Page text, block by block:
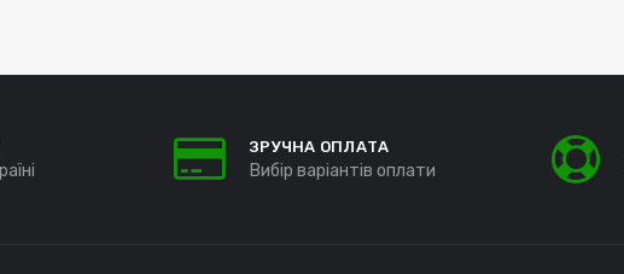
ЗРУЧНА ОПЛАТА
Вибір варіантів оплати